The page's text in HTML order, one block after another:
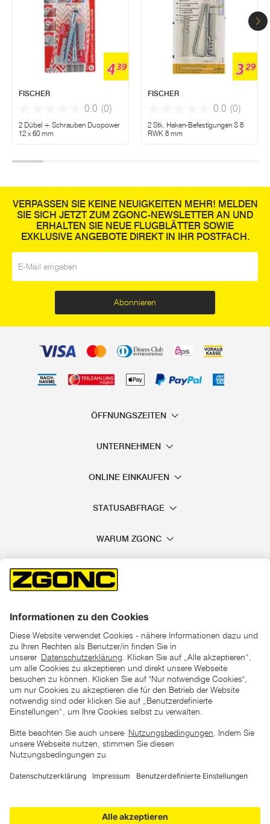
439
FISCHER
0.0 (0)
2 Dübel + Schrauben Duopower
12 x 60 mm
329
FISCHER
0.0 (0)
2 Stk. Haken-Befestigungen S 8
RWK 8 mm
VERPASSEN SIE KEINE NEUIGKEITEN MEHR! MELDEN
SIE SICH JETZT ZUM ZGONC-NEWSLETTER AN UND
ERHALTEN SIE NEUE FLUGBLÄTTER SOWIE
EXKLUSIVE ANGEBOTE DIREKT IN IHR POSTFACH.
Abonnieren
ÖFFNUNGSZEITEN
UNTERNEHMEN
ONLINE EINKAUFEN
STATUSABFRAGE
WARUM ZGONC
*der "statt"-Preis ist der niedrigste von uns in den letzten 30
Tagen vor Beginn dieser Aktion verlangte Preis
unter den UVP Preisen auf dieser Website sind die
zu verstehen
Copyright © 2026 ZGONC. Alle Rechte vorbehalten.